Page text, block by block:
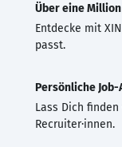
Über eine Million
Entdecke mit
passt.
Persönliche
Lass Dich
Recruiter·innen.